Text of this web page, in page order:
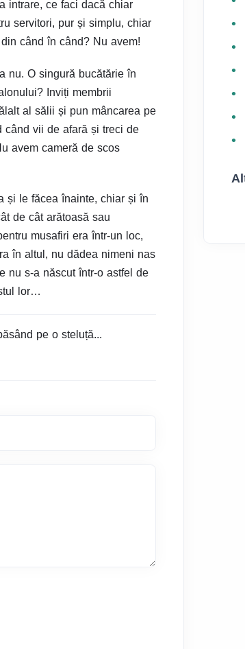
intrare, ce faci dacă chiar
servitori, pur și simplu, chiar
când în când? Nu avem!
nu. O singură bucătărie în
Inviți membrii
al sălii și pun mâncarea pe
când vii de afară și treci de
avem cameră de scos
și le făcea înainte, chiar și în
de cât arătoasă sau
musafiri era într-un loc,
în altul, nu dădea nimeni nas
nu s-a născut într-o astfel de
lor…
pe o steluță...